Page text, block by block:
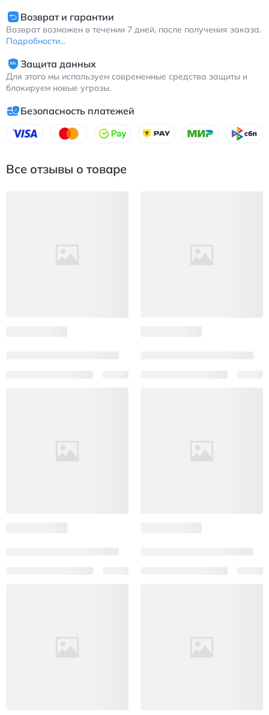
Возврат и гарантии
Возврат возможен в течении 7 дней, после получения заказа.
Подробности...
Защита данных
Для этого мы используем современные средства защиты и
блокируем новые угрозы.
Безопасность платежей
Все отзывы о товаре